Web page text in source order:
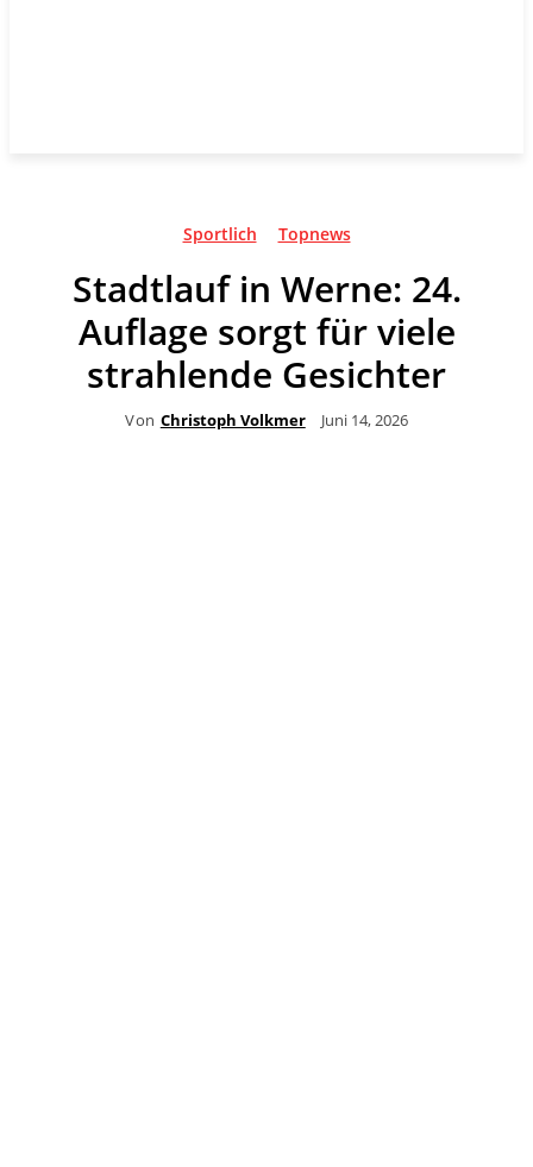
Sportlich Topnews
Stadtlauf in Werne: 24.
Auflage sorgt für viele
strahlende Gesichter
Von Christoph Volkmer Juni 14, 2026